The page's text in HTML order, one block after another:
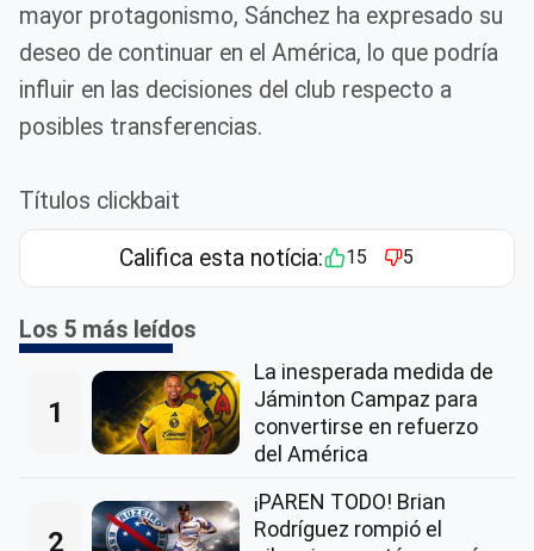
mayor protagonismo, Sánchez ha expresado su
deseo de continuar en el América, lo que podría
influir en las decisiones del club respecto a
posibles transferencias.
Títulos clickbait
Califica esta notícia: 15 5
Los 5 más leídos
1
La inesperada medida de
Jáminton Campaz para
convertirse en refuerzo
del América
2
¡PAREN TODO! Brian
Rodríguez rompió el